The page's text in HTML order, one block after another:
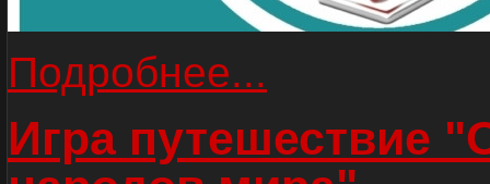
Подробнее...
Игра путешествие